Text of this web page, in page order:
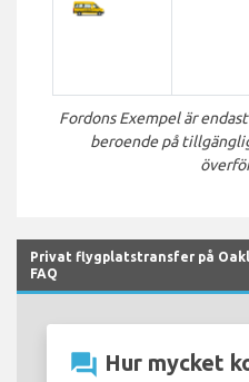
Fordons Exempel är
beroende på
Privat flygplatstransfer på
FAQ
question_answer Hur mycket